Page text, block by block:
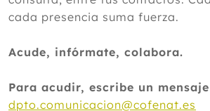
cada presencia suma fuerza.
Acude, infórmate, colabora.
Para acudir, escribe un
dpto.comunicacion@cofenat.es